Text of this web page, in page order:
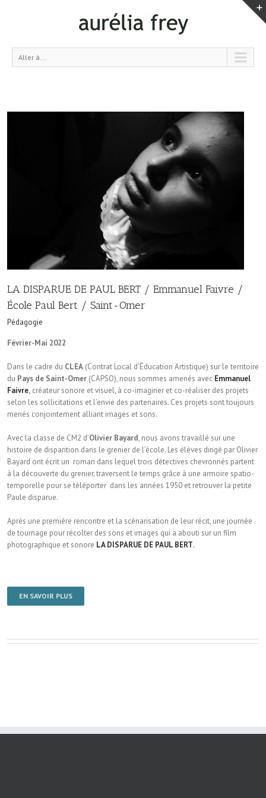
Aller à...
LA DISPARUE DE PAUL BERT / Emmanuel Faivre /
École Paul Bert / Saint-Omer
Pédagogie
Février-Mai 2022
Dans le cadre du CLEA (Contrat Local d’Éducation Artistique) sur le territoire
du Pays de Saint-Omer (CAPSO), nous sommes amenés avec Emmanuel
Faivre, créateur sonore et visuel, à co-imaginer et co-réaliser des projets
selon les sollicitations et l’envie des partenaires. Ces projets sont toujours
menés conjointement alliant images et sons.
Avec la classe de CM2 d’Olivier Bayard, nous avons travaillé sur une
histoire de disparition dans le grenier de l’école. Les élèves dirigé par Olivier
Bayard ont écrit un roman dans lequel trois détectives chevronnés partent
à la découverte du grenier, traversent le temps grâce à une armoire spatio-
temporelle pour se téléporter dans les années 1950 et retrouver la petite
Paule disparue.
Après une première rencontre et la scénarisation de leur récit, une journée
de tournage pour récolter des sons et images qui a abouti sur un film
photographique et sonore LA DISPARUE DE PAUL BERT.
EN SAVOIR PLUS